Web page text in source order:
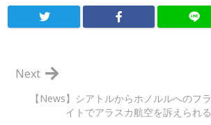
【News】シアトルからホノルルへのフラ
イトでアラスカ航空を訴えられる
Next